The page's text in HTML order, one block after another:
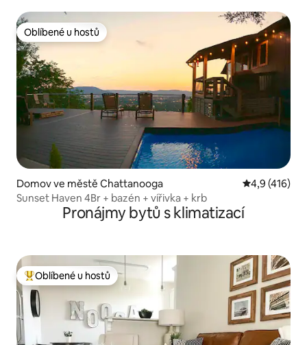
Oblíbené u hostů
Oblíbené u hostů
Domov ve městě Chattanooga Průměrné
4,9 (416)
Sunset Haven 4Br + bazén + vířivka + krb
Pronájmy bytů s klimatizací
Nejlepší v kategorii Oblíbené u hostů
Oblíbené u hostů